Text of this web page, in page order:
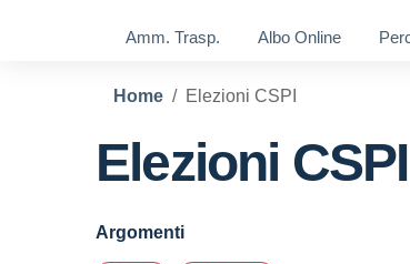
Amm. Trasp. Albo Online
Home Elezioni CSPI
Elezioni CSPI
Argomenti